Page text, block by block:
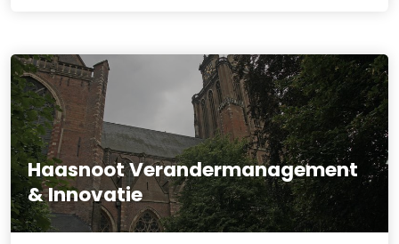
Haasnoot Verandermanagement
& Innovatie